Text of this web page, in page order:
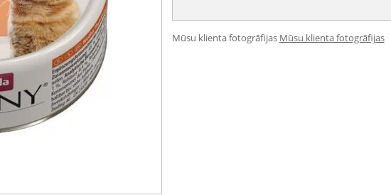
Mūsu klienta fotogrāfijas Mūsu klienta fotogrāfijas